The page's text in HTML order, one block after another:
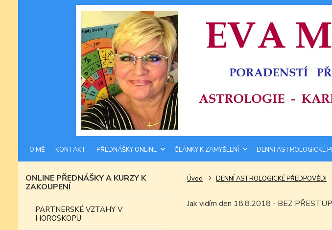
O MĚ KONTAKT PŘEDNÁŠKY ONLINE ČLÁNKY K ZAMYŠLENÍ DENNÍ ASTROLOGICKÉ
ONLINE PŘEDNÁŠKY A KURZY K
ZAKOUPENÍ
PARTNERSKÉ VZTAHY V
HOROSKOPU
Úvod DENNÍ ASTROLOGICKÉ PŘEDPOVĚDI
Jak vidím den 18.8.2018 - BEZ